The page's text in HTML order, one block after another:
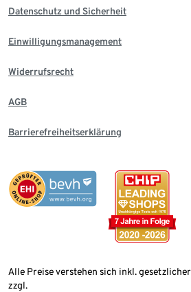
Datenschutz und Sicherheit
Einwilligungsmanagement
Widerrufsrecht
AGB
Barrierefreiheitserklärung
Alle Preise verstehen sich inkl.
zzgl.